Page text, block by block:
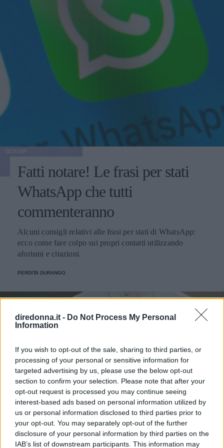
diredonna.it - Do Not Process My Personal
Information
If you wish to opt-out of the sale, sharing to third parties, or
processing of your personal or sensitive information for
targeted advertising by us, please use the below opt-out
section to confirm your selection. Please note that after your
opt-out request is processed you may continue seeing
interest-based ads based on personal information utilized by
us or personal information disclosed to third parties prior to
your opt-out. You may separately opt-out of the further
disclosure of your personal information by third parties on the
IAB’s list of downstream participants. This information may
Fatti notare! Le frasi per stati
WhatsApp che tutti
commenteranno
Alcuni consigli relativi alle frasi per stati di WhatsApp:
ecco come fare colpo sui propri contatti utilizzando
aforismi e citazioni.
PERDITA DURANGO